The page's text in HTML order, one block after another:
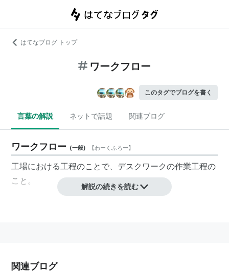
はてなブログ トップ
ワークフロー
このタグでブログを書く
言葉の解説 ネットで話題 関連ブログ
ワークフロー (一般) 【わーくふろー】
工場における工程のことで、デスクワークの作業工程の
こと。
解説の続きを読む
関連ブログ